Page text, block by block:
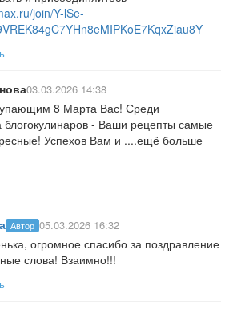
join/Y-lSe-
03.03.2026 14:38
8 Марта Вас! Среди
блогокулинаров - Ваши рецепты самые
Успехов Вам и ....ещё больше
Автор 05.03.2026 16:32
огромное спасибо за поздравление
слова! Взаимно!!!